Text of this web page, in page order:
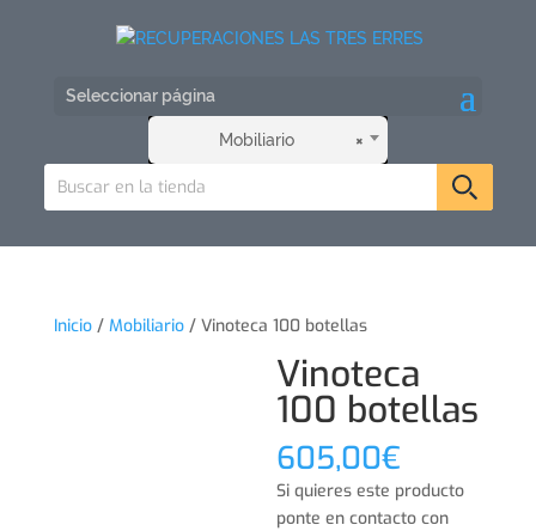
Seleccionar página
×
Mobiliario
Inicio/ Mobiliario/ Vinoteca 100 botellas
Vinoteca
100 botellas
605,00€
Si quieres este producto
ponte en contacto con